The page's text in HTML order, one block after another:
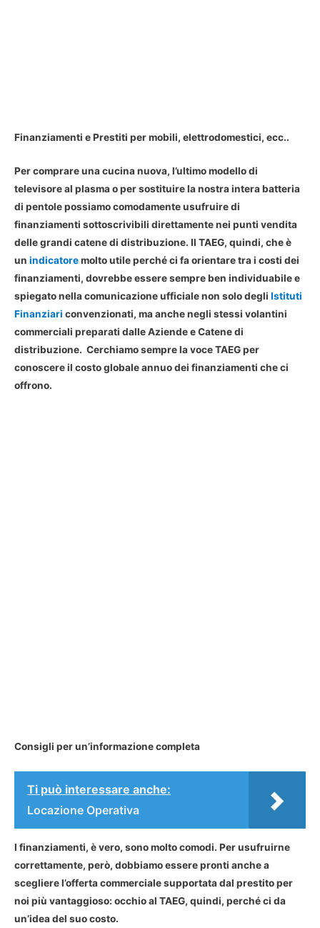
Finanziamenti e Prestiti per mobili, elettrodomestici, ecc..
Per comprare una cucina nuova, l’ultimo modello di
televisore al plasma o per sostituire la nostra intera batteria
di pentole possiamo comodamente usufruire di
finanziamenti sottoscrivibili direttamente nei punti vendita
delle grandi catene di distribuzione. Il TAEG, quindi, che è
un indicatoremolto utile perché ci fa orientare tra i costi dei
finanziamenti, dovrebbe essere sempre ben individuabile e
spiegato nella comunicazione ufficiale non solo degli Istituti
Finanziari convenzionati, ma anche negli stessi volantini
commerciali preparati dalle Aziende e Catene di
distribuzione. Cerchiamo sempre la voce TAEG per
conoscere il costo globale annuo dei finanziamenti che ci
offrono.
Consigli per un’informazione completa
Ti può interessare anche:
Locazione Operativa
I finanziamenti, è vero, sono molto comodi. Per usufruirne
correttamente, però, dobbiamo essere pronti anche a
scegliere l’offerta commerciale supportata dal prestito per
noi più vantaggioso: occhio al TAEG, quindi, perché ci da
un’idea del suo costo.